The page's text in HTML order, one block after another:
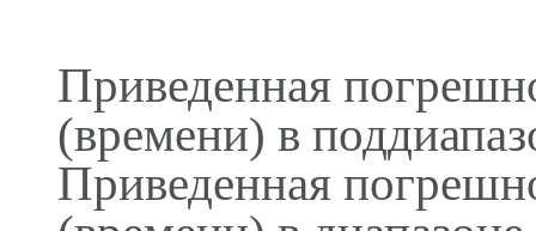
Приведенная
(времени) в
Приведенная